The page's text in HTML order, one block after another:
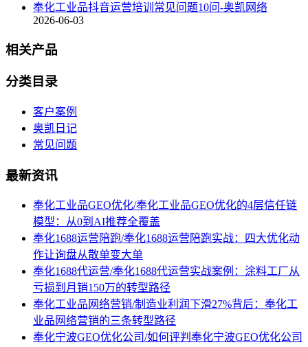
奉化工业品抖音运营培训常见问题10问-奥凯网络
2026-06-03
相关产品
分类目录
客户案例
奥凯日记
常见问题
最新资讯
奉化工业品GEO优化/奉化工业品GEO优化的4层信任链
模型：从0到AI推荐全覆盖
奉化1688运营陪跑/奉化1688运营陪跑实战：四大优化动
作让询盘从散单变大单
奉化1688代运营/奉化1688代运营实战案例：涂料工厂从
亏损到月销150万的转型路径
奉化工业品网络营销/制造业利润下滑27%背后：奉化工
业品网络营销的三条转型路径
奉化宁波GEO优化公司/如何评判奉化宁波GEO优化公司